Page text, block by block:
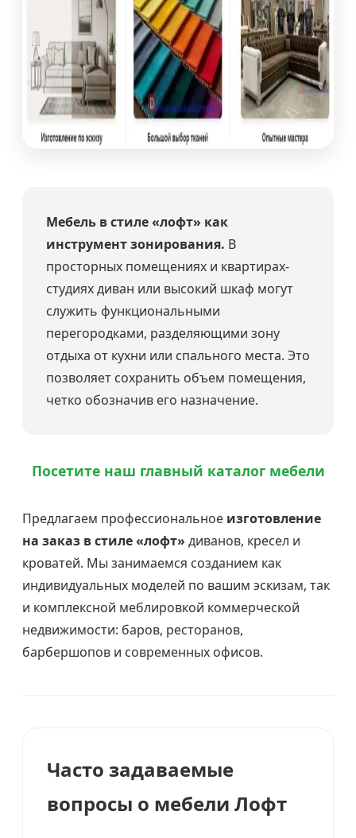
Мебель в стиле «лофт» как
инструмент зонирования. В
просторных помещениях и квартирах-
студиях диван или высокий шкаф могут
служить функциональными
перегородками, разделяющими зону
отдыха от кухни или спального места. Это
позволяет сохранить объем помещения,
четко обозначив его назначение.
Посетите наш главный каталог мебели
Предлагаем профессиональное изготовление
на заказ в стиле «лофт» диванов, кресел и
кроватей. Мы занимаемся созданием как
индивидуальных моделей по вашим эскизам, так
и комплексной меблировкой коммерческой
недвижимости: баров, ресторанов,
барбершопов и современных офисов.
Часто задаваемые
вопросы о мебели Лофт